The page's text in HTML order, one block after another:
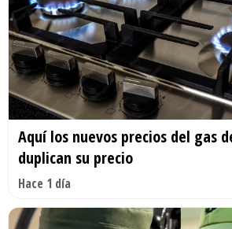
Aquí los nuevos precios del gas
duplican su precio
Hace 1 día